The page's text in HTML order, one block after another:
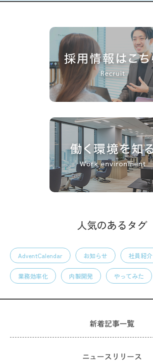
人気のあるタグ
AdventCalendar お知らせ 社員紹介
業務効率化 内製開発 やってみた
新着記事一覧
ニュースリリース